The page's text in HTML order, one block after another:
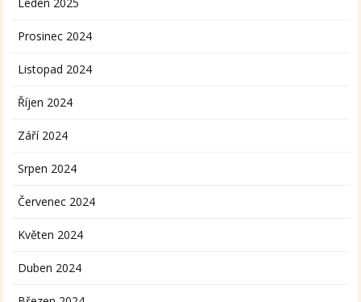
Prosinec 2024
Listopad 2024
Říjen 2024
Září 2024
Srpen 2024
Červenec 2024
Květen 2024
Duben 2024